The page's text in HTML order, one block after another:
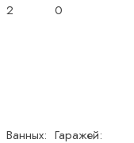
2
0
Ванных: Гаражей: